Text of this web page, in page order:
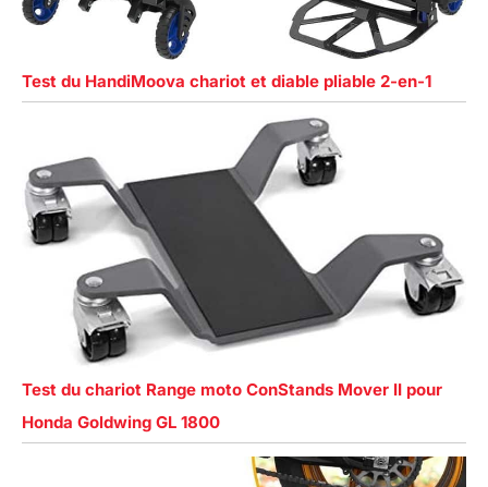
Test du HandiMoova chariot et diable pliable 2-en-1
Test du chariot Range moto ConStands Mover II pour
Honda Goldwing GL 1800